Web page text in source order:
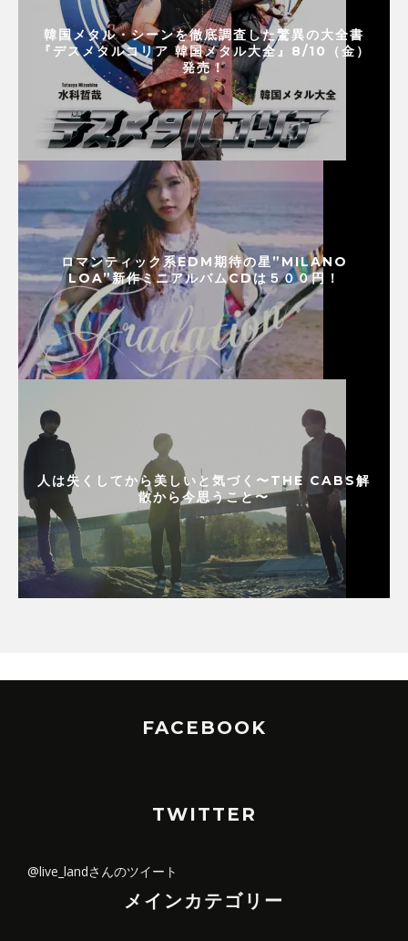
韓国メタル・シーンを徹底調査した驚異の大全書
『デスメタルコリア 韓国メタル大全』8/10（金）
発売！
ロマンティック系EDM期待の星”MILANO
LOA”新作ミニアルバムCDは５００円！
人は失くしてから美しいと気づく〜THE CABS解
散から今思うこと〜
FACEBOOK
TWITTER
@live_landさんのツイート
メインカテゴリー